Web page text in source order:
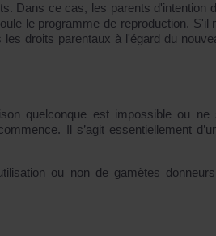
Dans ce cas, les parents d'intention
le programme de reproduction. S'il
droits parentaux à l'égard du
quelconque est impossible ou ne
Il s’agit essentiellement
ou non de gamètes